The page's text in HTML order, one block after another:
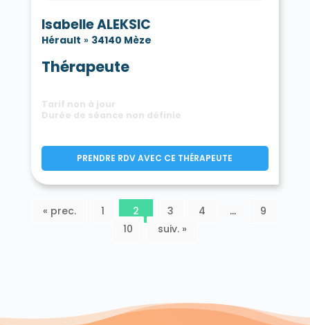
Isabelle ALEKSIC
Hérault » 34140 Mèze
Thérapeute
Tarif non à jour
Durée de séance non définie
PRENDRE RDV AVEC CE THÉRAPEUTE
« prec. 1 2 3 4 …
9
10
suiv. »